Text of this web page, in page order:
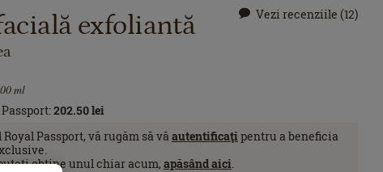
exfoliantă Vezi recenziile (12)
ml
202.50lei
Passport, vă rugăm să vă autentificaţi pentru a beneficia
obţine unul chiar acum, apăsând aici